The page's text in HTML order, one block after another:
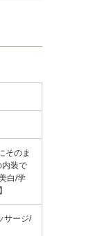
そのま
内装で
白/学
サージ/